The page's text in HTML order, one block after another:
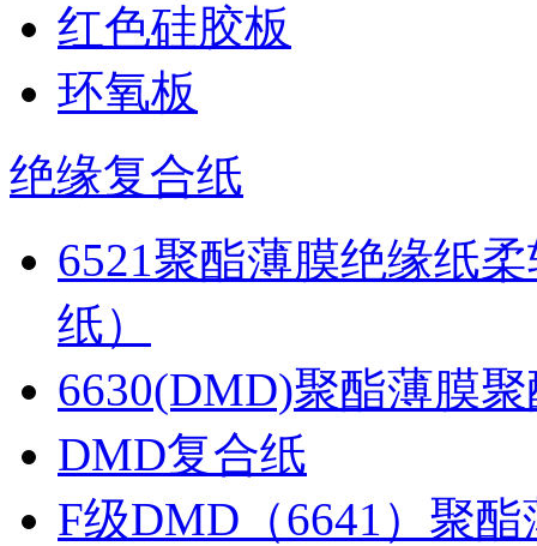
红色硅胶板
环氧板
绝缘复合纸
6521聚酯薄膜绝缘纸
纸）
6630(DMD)聚酯薄膜
DMD复合纸
F级DMD（6641）聚